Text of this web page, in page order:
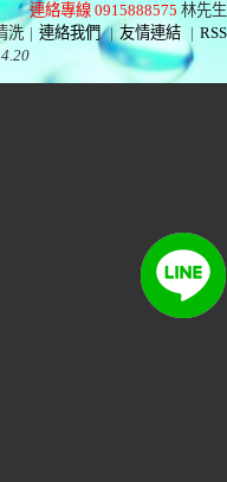
連絡專線 0915888575 林先生
洗 | 連絡我們 | 友情連結 | RSS
4.20